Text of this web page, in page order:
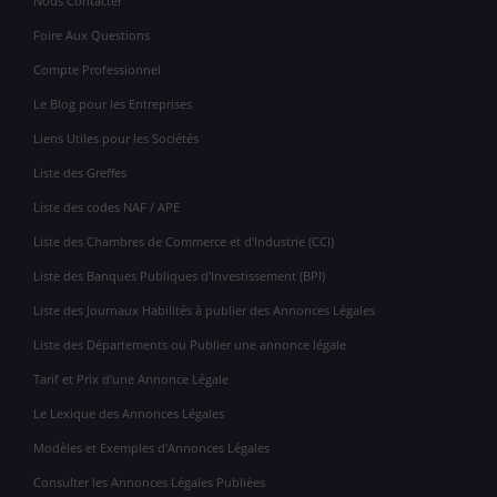
Foire Aux Questions
Compte Professionnel
Le Blog pour les Entreprises
Liens Utiles pour les Sociétés
Liste des Greffes
Liste des codes NAF / APE
Liste des Chambres de Commerce et d'Industrie (CCI)
Liste des Banques Publiques d'Investissement (BPI)
Liste des Journaux Habilités à publier des Annonces Légales
Liste des Départements ou Publier une annonce légale
Tarif et Prix d'une Annonce Légale
Le Lexique des Annonces Légales
Modèles et Exemples d'Annonces Légales
Consulter les Annonces Légales Publiées